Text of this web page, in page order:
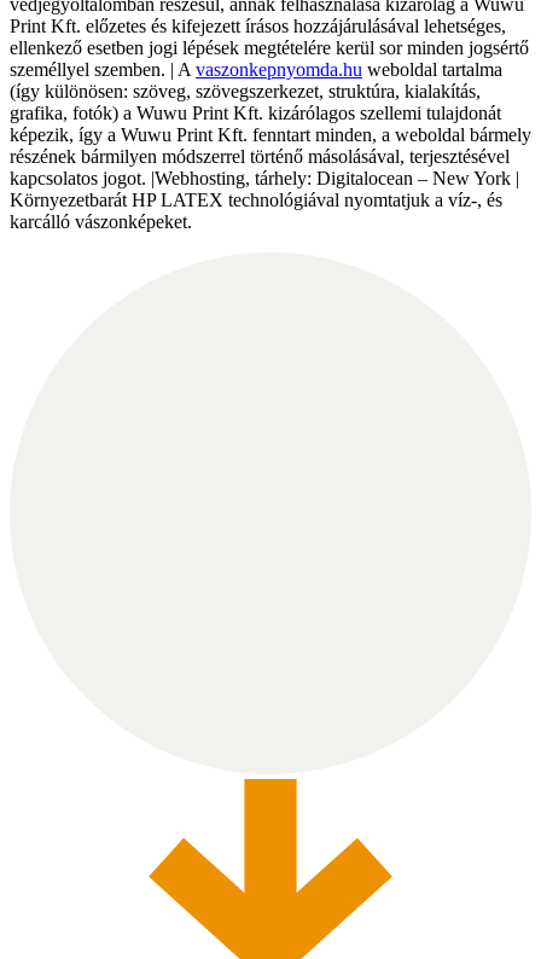
védjegyoltalomban részesül, annak felhasználása kizárólag a Wuwu
Print Kft. előzetes és kifejezett írásos hozzájárulásával lehetséges,
ellenkező esetben jogi lépések megtételére kerül sor minden jogsértő
személlyel szemben. | A vaszonkepnyomda.hu weboldal tartalma
(így különösen: szöveg, szövegszerkezet, struktúra, kialakítás,
grafika, fotók) a Wuwu Print Kft. kizárólagos szellemi tulajdonát
képezik, így a Wuwu Print Kft. fenntart minden, a weboldal bármely
részének bármilyen módszerrel történő másolásával, terjesztésével
kapcsolatos jogot. |Webhosting, tárhely: Digitalocean – New York |
Környezetbarát HP LATEX technológiával nyomtatjuk a víz-, és
karcálló vászonképeket.